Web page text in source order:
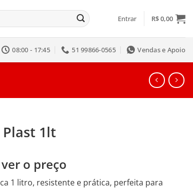
Entrar R$0,00
08:00 - 17:45 51 99866-0565 Vendas e Apoio
1lt
o preço
1 litro, resistente e prática, perfeita para